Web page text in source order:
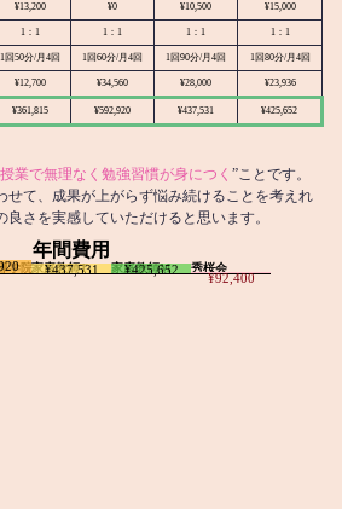
¥13,200 ¥0 ¥10,500 ¥15,000
1：1 1：1 1：1 1：1
1回50分/月4回 1回60分/月4回 1回90分/月4回 1回80分/月4回
¥12,700 ¥34,560 ¥28,000 ¥23,936
¥361,815 ¥592,920 ¥437,531 ¥425,652
業で無理なく勉強習慣が身につく ”ことです。
せて、成果が上がらず悩み続けることを考えれ
さを実感していただけると思います。
年間費用
学院家庭教師T
¥437,531 家庭教師M
¥425,652 秀桜会
¥92,400